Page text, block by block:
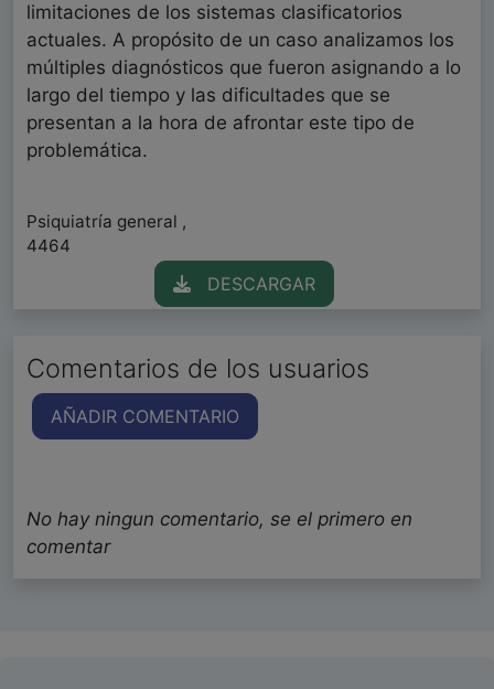
limitaciones de los sistemas clasificatorios
actuales. A propósito de un caso analizamos los
múltiples diagnósticos que fueron asignando a lo
largo del tiempo y las dificultades que se
presentan a la hora de afrontar este tipo de
problemática.
Psiquiatría general ,
4464
DESCARGAR
Comentarios de los usuarios
AÑADIR COMENTARIO
No hay ningun comentario, se el primero en
comentar